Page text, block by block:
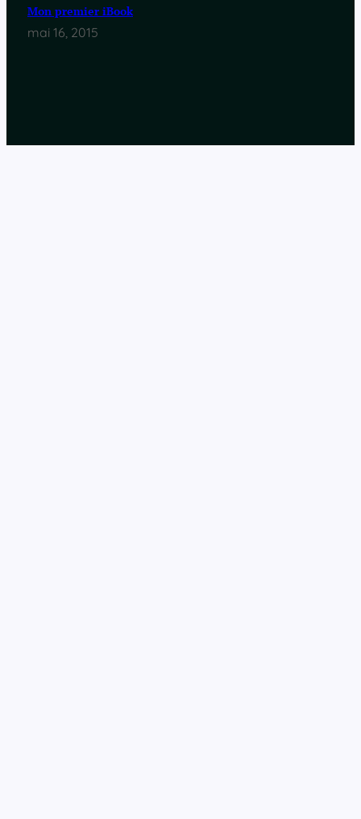
Mon premier iBook
mai 16, 2015